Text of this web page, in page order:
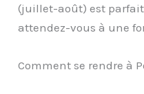
(juillet-août) est
attendez-vous à une
Comment se rendre à